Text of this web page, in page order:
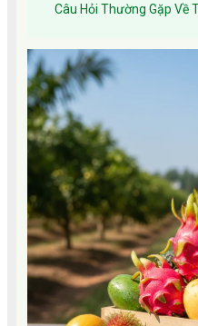
Câu Hỏi Thường Gặp Về